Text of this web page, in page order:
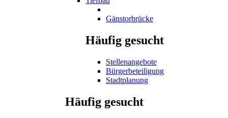
Gänstorbrücke
Häufig gesucht
Stellenangebote
Bürgerbeteiligung
Stadtplanung
Häufig gesucht